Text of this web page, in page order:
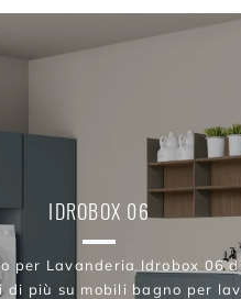
IDROBOX 06
per Lavanderia Idrobox 06
di più su mobili bagno per